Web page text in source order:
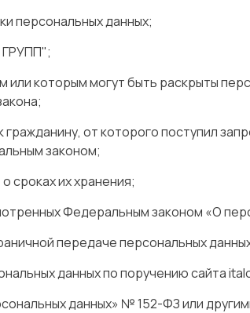
персональных данных;
которым могут быть раскрыты
от которого поступил
законом;
сроках их хранения;
Федеральным законом «О
передаче персональных
данных по поручению сайта
данных» № 152-ФЗ или